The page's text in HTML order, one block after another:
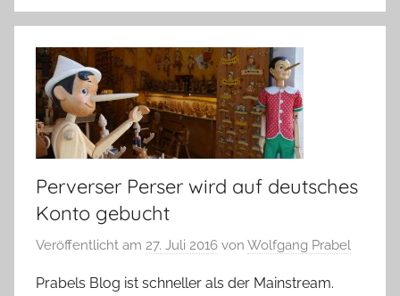
Perverser Perser wird auf deutsches
Konto gebucht
Veröffentlicht am 27. Juli 2016 von Wolfgang Prabel
Prabels Blog ist schneller als der Mainstream.